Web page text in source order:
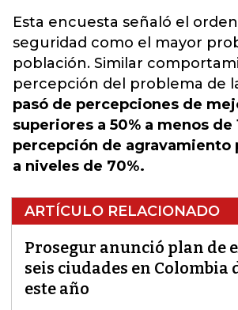
Esta encuesta señaló el
seguridad como el mayor
población. Similar
percepción del problema de
pasó de percepciones de
superiores a 50% a menos de
percepción de agravamiento
a niveles de 70%.
ARTÍCULO RELACIONADO
Prosegur anunció plan de
seis ciudades en Colombia
este año